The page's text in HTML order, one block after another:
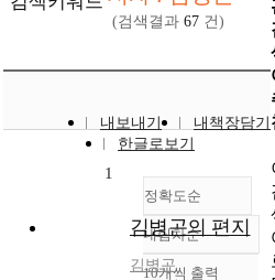
(검색결과 67 건)
내보내기
내책장담기
한글로보기
정확도순
정확도
순
내림차순
10개씩 출력
1
김병곤의 편지
김병곤